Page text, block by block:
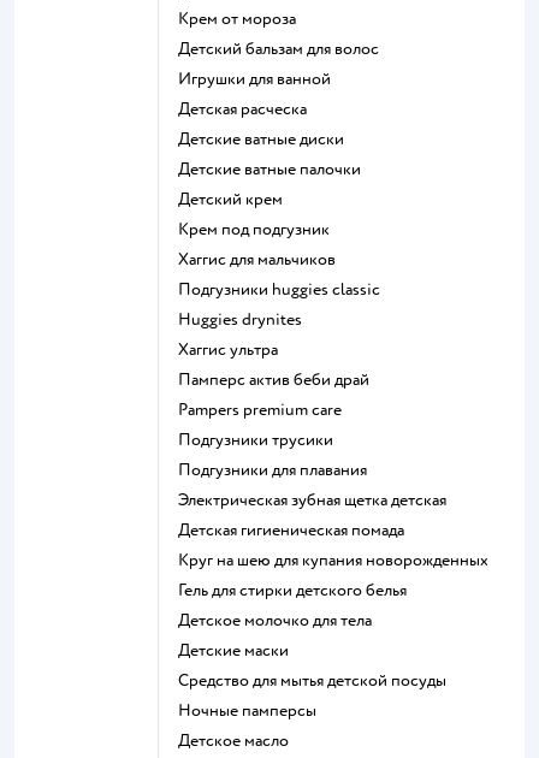
крем от мороза
детский бальзам для волос
игрушки для ванной
детская расческа
детские ватные диски
детские ватные палочки
детский крем
крем под подгузник
хаггис для мальчиков
подгузники huggies classic
huggies drynites
хаггис ультра
памперс актив беби драй
pampers premium care
подгузники трусики
подгузники для плавания
электрическая зубная щетка детская
детская гигиеническая помада
круг на шею для купания новорожденных
гель для стирки детского белья
детское молочко для тела
детские маски
средство для мытья детской посуды
ночные памперсы
детское масло